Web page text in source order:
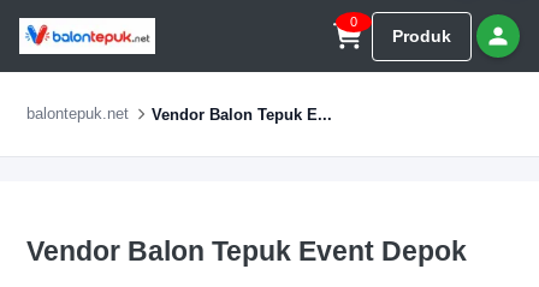
0
Produk
balontepuk.net Vendor Balon Tepuk E...
Vendor Balon Tepuk Event Depok